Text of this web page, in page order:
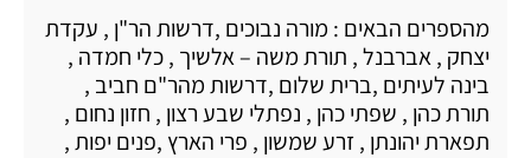
מהספרים הבאים : מורה נבוכים ,דרשות הר"ן , עקדת
יצחק , אברבנל , תורת משה – אלשיך , כלי חמדה ,
בינה לעיתים ,ברית שלום ,דרשות מהר"ם חביב ,
תורת כהן , שפתי כהן , נפתלי שבע רצון , חזון נחום ,
תפארת יהונתן , זרע שמשון , פרי הארץ ,פנים יפות ,